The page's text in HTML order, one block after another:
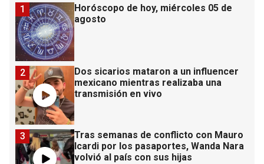
Horóscopo de hoy, miércoles 05 de
agosto
1
Dos sicarios mataron a un influencer
mexicano mientras realizaba una
transmisión en vivo
2
Tras semanas de conflicto con Mauro
Icardi por los pasaportes, Wanda Nara
volvió al país con sus hijas
3